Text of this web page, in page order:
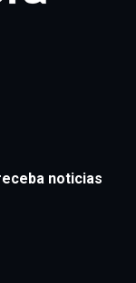
noticias